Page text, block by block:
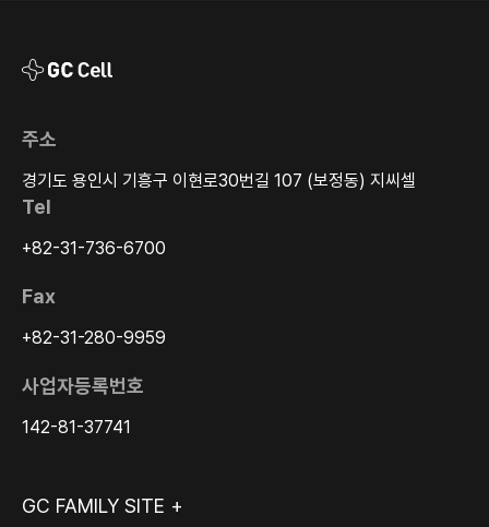
주소
경기도 용인시 기흥구 이현로30번길 107 (보정동) 지씨셀
Tel
+82-31-736-6700
Fax
+82-31-280-9959
사업자등록번호
142-81-37741
GC FAMILY SITE +